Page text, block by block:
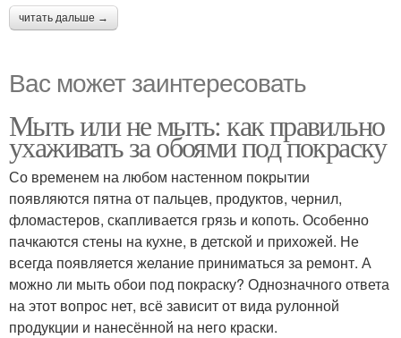
читать дальше →
Вас может заинтересовать
Мыть или не мыть: как правильно
ухаживать за обоями под покраску
Со временем на любом настенном покрытии
появляются пятна от пальцев, продуктов, чернил,
фломастеров, скапливается грязь и копоть. Особенно
пачкаются стены на кухне, в детской и прихожей. Не
всегда появляется желание приниматься за ремонт. А
можно ли мыть обои под покраску? Однозначного ответа
на этот вопрос нет, всё зависит от вида рулонной
продукции и нанесённой на него краски.